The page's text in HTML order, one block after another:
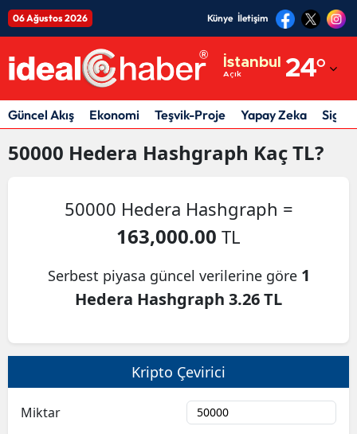
06 Ağustos 2026 Künye İletişim
İstanbul
Açık 24°
Adıyaman
Afyonkarahisar
Ağrı
Ankara
Antalya
Artvin
Aydın
Balıkesir
Bingöl
Güncel Akış Ekonomi Teşvik-Proje Yapay Zeka
50000 Hedera Hashgraph Kaç TL?
50000 Hedera Hashgraph =
163,000.00 TL
Serbest piyasa güncel verilerine göre 1
Hedera Hashgraph 3.26 TL
Kripto Çevirici
Miktar